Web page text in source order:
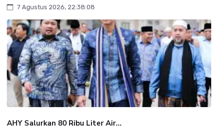
7 Agustus 2026, 22:38:08
AHY Salurkan 80 Ribu Liter Air...